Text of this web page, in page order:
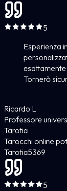
5
Esperienza
Tornerò
Ricardo L
Professore
Tarotia
Tarocchi online
Tarotia5369
5